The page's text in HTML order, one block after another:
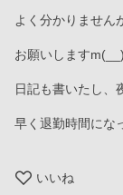
よく分かりません
お願いします
日記も書いたし、
早く退勤時間にな
いいね